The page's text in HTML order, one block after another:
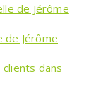
de Jérôme
de Jérôme
dans